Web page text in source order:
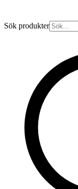
Sök produkter